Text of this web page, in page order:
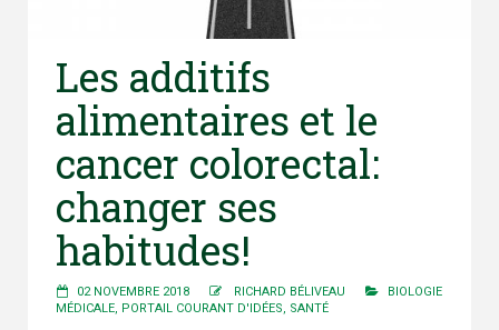
Les additifs
alimentaires et le
cancer colorectal:
changer ses
habitudes!
02 NOVEMBRE 2018 RICHARD BÉLIVEAU
BIOLOGIE
MÉDICALE PORTAIL COURANT D'IDÉES SANTÉ